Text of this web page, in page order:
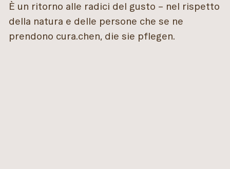
È un ritorno alle radici del gusto – nel rispetto
della natura e delle persone che se ne
prendono cura.chen, die sie pflegen.